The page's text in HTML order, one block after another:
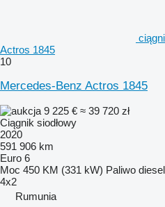
Actros 1845
10
Mercedes-Benz Actros 1845
9 225 € ≈ 39 720 zł
Ciągnik siodłowy
2020
591 906 km
Euro 6
Moc 450 KM (331 kW) Paliwo diesel
4x2
Rumunia